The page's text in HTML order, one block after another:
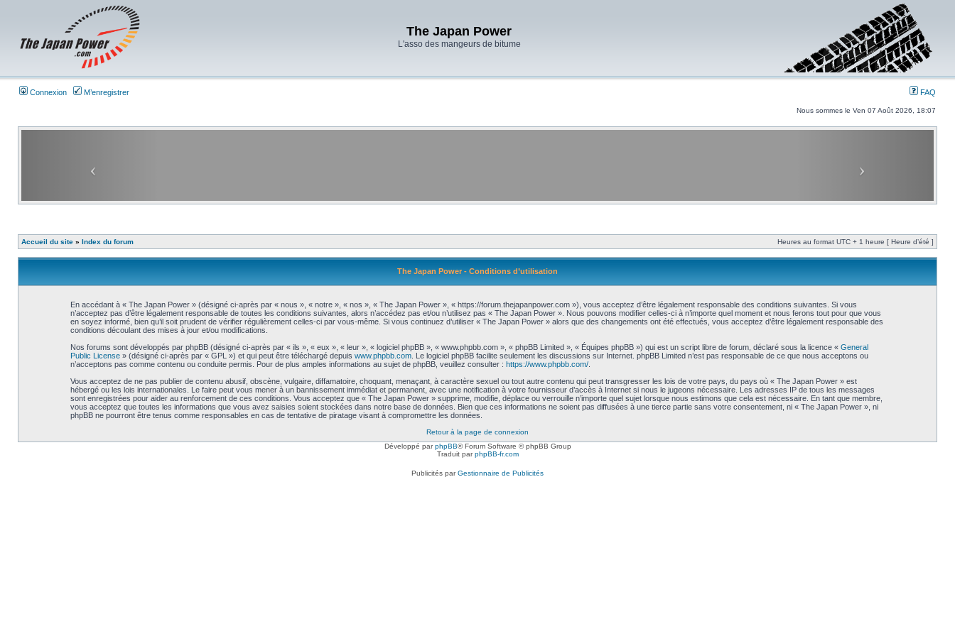
The Japan Power
L'asso des mangeurs de bitume
Connexion M’enregistrer FAQ
Nous sommes le Ven 07 Août 2026, 18:07
Accueil du site » Index du forum Heures au format UTC + 1 heure [ Heure d’été ]
The Japan Power - Conditions d’utilisation
En accédant à « The Japan Power » (désigné ci-après par « nous », « notre », « nos », « The Japan Power », « https://forum.thejapanpower.com »), vous acceptez d’être légalement responsable des conditions suivantes. Si vous
n’acceptez pas d’être légalement responsable de toutes les conditions suivantes, alors n’accédez pas et/ou n’utilisez pas « The Japan Power ». Nous pouvons modifier celles-ci à n’importe quel moment et nous ferons tout pour que vous
en soyez informé, bien qu’il soit prudent de vérifier régulièrement celles-ci par vous-même. Si vous continuez d’utiliser « The Japan Power » alors que des changements ont été effectués, vous acceptez d’être légalement responsable des
conditions découlant des mises à jour et/ou modifications.
Nos forums sont développés par phpBB (désigné ci-après par « ils », « eux », « leur », « logiciel phpBB », « www.phpbb.com », « phpBB Limited », « Équipes phpBB ») qui est un script libre de forum, déclaré sous la licence « General
Public License» (désigné ci-après par « GPL ») et qui peut être téléchargé depuis www.phpbb.com. Le logiciel phpBB facilite seulement les discussions sur Internet. phpBB Limited n’est pas responsable de ce que nous acceptons ou
n’acceptons pas comme contenu ou conduite permis. Pour de plus amples informations au sujet de phpBB, veuillez consulter : https://www.phpbb.com/.
Vous acceptez de ne pas publier de contenu abusif, obscène, vulgaire, diffamatoire, choquant, menaçant, à caractère sexuel ou tout autre contenu qui peut transgresser les lois de votre pays, du pays où « The Japan Power » est
hébergé ou les lois internationales. Le faire peut vous mener à un bannissement immédiat et permanent, avec une notification à votre fournisseur d’accès à Internet si nous le jugeons nécessaire. Les adresses IP de tous les messages
sont enregistrées pour aider au renforcement de ces conditions. Vous acceptez que « The Japan Power » supprime, modifie, déplace ou verrouille n’importe quel sujet lorsque nous estimons que cela est nécessaire. En tant que membre,
vous acceptez que toutes les informations que vous avez saisies soient stockées dans notre base de données. Bien que ces informations ne soient pas diffusées à une tierce partie sans votre consentement, ni « The Japan Power », ni
phpBB ne pourront être tenus comme responsables en cas de tentative de piratage visant à compromettre les données.
Retour à la page de connexion
Développé parphpBB® Forum Software © phpBB Group
Traduit parphpBB-fr.com
Publicités parGestionnaire de Publicités